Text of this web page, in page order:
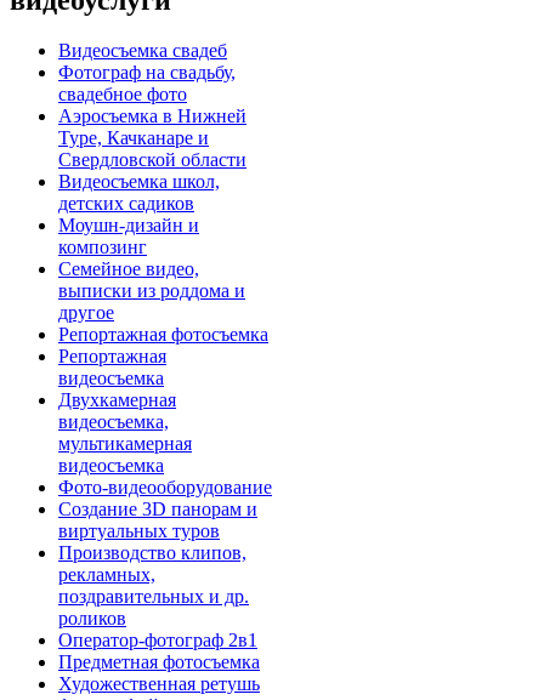
Видеосъемка свадеб
Фотограф на свадьбу,
свадебное фото
Аэросъемка в Нижней
Туре, Качканаре и
Свердловской области
Видеосъемка школ,
детских садиков
Моушн-дизайн и
композинг
Семейное видео,
выписки из роддома и
другое
Репортажная фотосъемка
Репортажная
видеосъемка
Двухкамерная
видеосъемка,
мультикамерная
видеосъемка
Фото-видеооборудование
Создание 3D панорам и
виртуальных туров
Производство клипов,
рекламных,
поздравительных и др.
роликов
Оператор-фотограф 2в1
Предметная фотосъемка
Художественная ретушь